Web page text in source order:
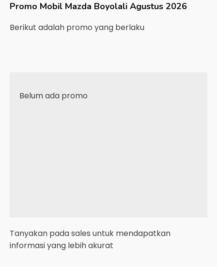
Promo Mobil Mazda Boyolali Agustus 2026
Berikut adalah promo yang berlaku
Belum ada promo
Tanyakan pada sales untuk mendapatkan
informasi yang lebih akurat